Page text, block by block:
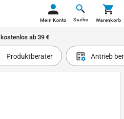
Suche
Mein Konto Warenkorb
kostenlos ab 39 €
Produktberater Antrieb